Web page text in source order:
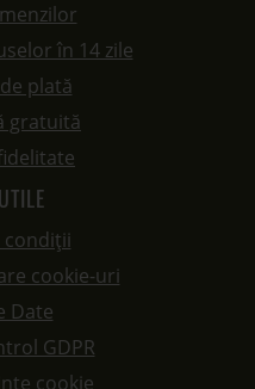
în 14 zile
plată
gratuită
condiții
cookie-uri
Date
GDPR
cookie